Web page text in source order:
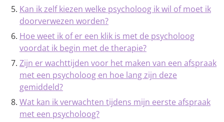
Kan ik zelf kiezen welke psycholoog ik wil of moet ik
doorverwezen worden?
Hoe weet ik of er een klik is met de psycholoog
voordat ik begin met de therapie?
Zijn er wachttijden voor het maken van een afspraak
met een psycholoog en hoe lang zijn deze
gemiddeld?
Wat kan ik verwachten tijdens mijn eerste afspraak
met een psycholoog?